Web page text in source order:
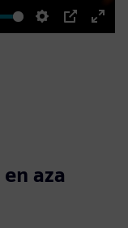
Settings
PIP
Enter
en aza